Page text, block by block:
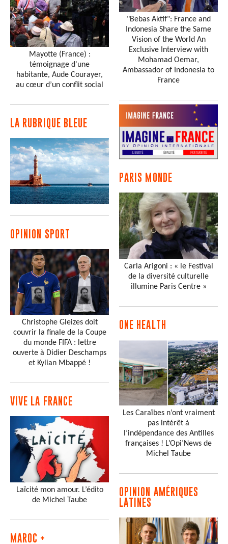
Mayotte (France) :
témoignage d'une
habitante, Aude Courayer,
au cœur d’un conflit social
LA RUBRIQUE BLEUE
OPINION SPORT
Christophe Gleizes doit
couvrir la finale de la Coupe
du monde FIFA : lettre
ouverte à Didier Deschamps
et Kylian Mbappé !
VIVE LA FRANCE
Laïcité mon amour. L’édito
de Michel Taube
MAROC +
"Bebas Aktif": France and
Indonesia Share the Same
Vision of the World An
Exclusive Interview with
Mohamad Oemar,
Ambassador of Indonesia to
France
PARIS MONDE
Carla Arigoni : « le Festival
de la diversité culturelle
illumine Paris Centre »
ONE HEALTH
Les Caraïbes n’ont vraiment
pas intérêt à
l’indépendance des Antilles
françaises ! L’Opi’News de
Michel Taube
OPINION AMÉRIQUES
LATINES